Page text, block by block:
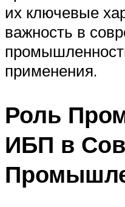
их ключевые
важность в
применения.
Роль
ИБП в